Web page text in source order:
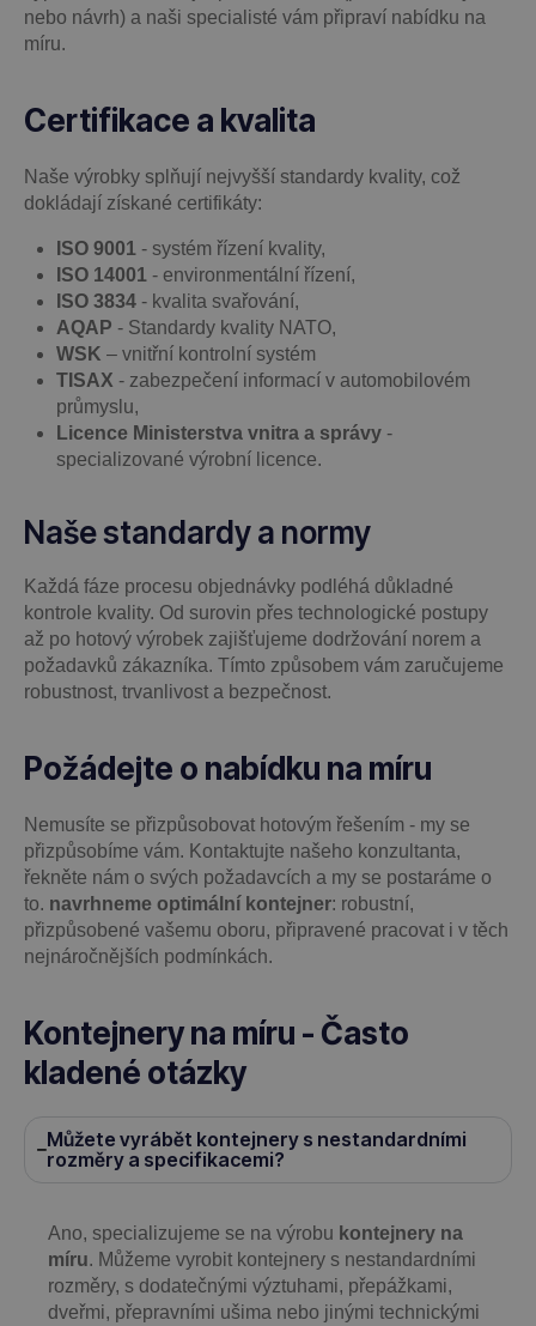
nebo návrh) a naši specialisté vám připraví nabídku na
míru.
Certifikace a kvalita
Naše výrobky splňují nejvyšší standardy kvality, což
dokládají získané certifikáty:
ISO 9001 - systém řízení kvality,
ISO 14001 - environmentální řízení,
ISO 3834 - kvalita svařování,
AQAP - Standardy kvality NATO,
WSK –vnitřní kontrolní systém
TISAX - zabezpečení informací v automobilovém
průmyslu,
Licence Ministerstva vnitra a správy -
specializované výrobní licence.
Naše standardy a normy
Každá fáze procesu objednávky podléhá důkladné
kontrole kvality. Od surovin přes technologické postupy
až po hotový výrobek zajišťujeme dodržování norem a
požadavků zákazníka. Tímto způsobem vám zaručujeme
robustnost, trvanlivost a bezpečnost.
Požádejte o nabídku na míru
Nemusíte se přizpůsobovat hotovým řešením - my se
přizpůsobíme vám. Kontaktujte našeho konzultanta,
řekněte nám o svých požadavcích a my se postaráme o
to. navrhneme optimální kontejner: robustní,
přizpůsobené vašemu oboru, připravené pracovat i v těch
nejnáročnějších podmínkách.
Kontejnery na míru - Často
kladené otázky
Můžete vyrábět kontejnery s nestandardními
rozměry a specifikacemi?
Ano, specializujeme se na výrobu kontejnery na
míru. Můžeme vyrobit kontejnery s nestandardními
rozměry, s dodatečnými výztuhami, přepážkami,
dveřmi, přepravními ušima nebo jinými technickými